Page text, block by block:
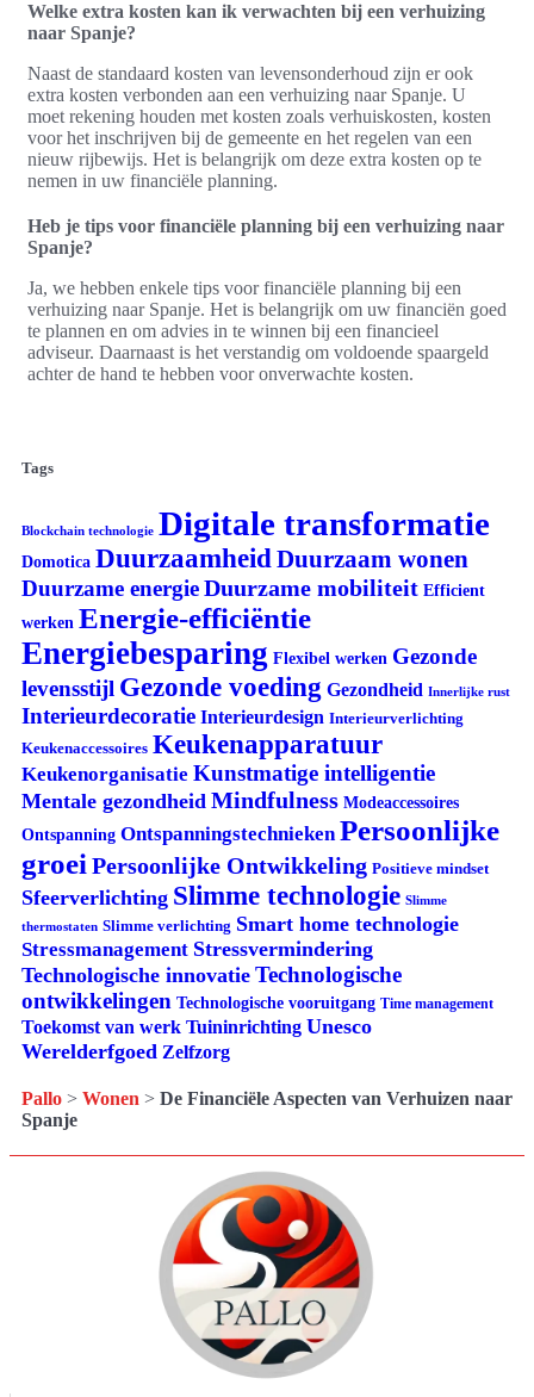
Welke extra kosten kan ik verwachten bij een verhuizing
naar Spanje?
Naast de standaard kosten van levensonderhoud zijn er ook
extra kosten verbonden aan een verhuizing naar Spanje. U
moet rekening houden met kosten zoals verhuiskosten, kosten
voor het inschrijven bij de gemeente en het regelen van een
nieuw rijbewijs. Het is belangrijk om deze extra kosten op te
nemen in uw financiële planning.
Heb je tips voor financiële planning bij een verhuizing naar
Spanje?
Ja, we hebben enkele tips voor financiële planning bij een
verhuizing naar Spanje. Het is belangrijk om uw financiën goed
te plannen en om advies in te winnen bij een financieel
adviseur. Daarnaast is het verstandig om voldoende spaargeld
achter de hand te hebben voor onverwachte kosten.
Tags
Blockchain technologie Digitale transformatie
Domotica DuurzaamheidDuurzaam wonen
Duurzame energieDuurzame mobiliteit Efficient
werken Energie-efficiëntie
Energiebesparing Flexibel werken Gezonde
levensstijl Gezonde voeding Gezondheid Innerlijke rust
Interieurdecoratie Interieurdesign Interieurverlichting
Keukenaccessoires Keukenapparatuur
Keukenorganisatie Kunstmatige intelligentie
Mentale gezondheid Mindfulness Modeaccessoires
Ontspanning Ontspanningstechnieken Persoonlijke
groeiPersoonlijke Ontwikkeling Positieve mindset
Sfeerverlichting Slimme technologie Slimme
thermostaten Slimme verlichting Smart home technologie
Stressmanagement Stressvermindering
Technologische innovatie Technologische
ontwikkelingen Technologische vooruitgang Time management
Toekomst van werk Tuininrichting Unesco
Werelderfgoed Zelfzorg
Pallo > Wonen > De Financiële Aspecten van Verhuizen naar
Spanje